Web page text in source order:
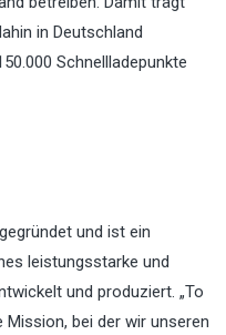
in Deutschland
Schnellladepunkte
und ist ein
leistungsstarke und
und produziert. „To
bei der wir unseren